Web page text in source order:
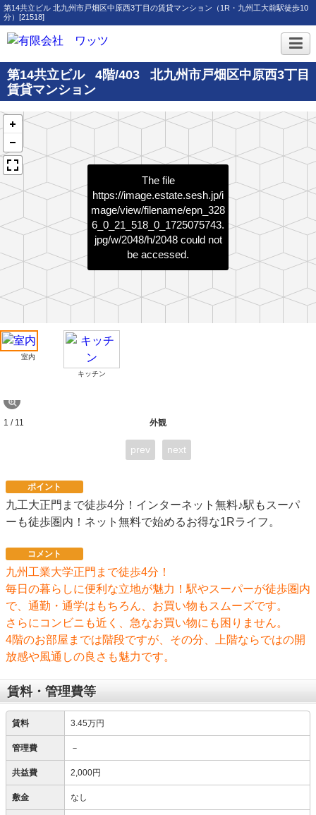
第14共立ビル 北九州市戸畑区中原西3丁目の賃貸マンション（1R・九州工大前駅徒歩10
分）[21518]
第14共立ビル 4階/403
北九州市戸畑区中原西3丁目
賃貸マンション
The file
https://image.estate.sesh.jp/i
mage/view/filename/epn_328
6_0_21_518_0_1725075743.
jpg/w/2048/h/2048could not
be accessed.
室内
キッチン
外観
1 / 11
prev next
ポイント
九工大正門まで徒歩4分！インターネット無料♪駅もスーパ
ーも徒歩圏内！ネット無料で始めるお得な1Rライフ。
コメント
九州工業大学正門まで徒歩4分！
毎日の暮らしに便利な立地が魅力！駅やスーパーが徒歩圏内
で、通勤・通学はもちろん、お買い物もスムーズです。
さらにコンビニも近く、急なお買い物にも困りません。
4階のお部屋までは階段ですが、その分、上階ならではの開
放感や風通しの良さも魅力です。
賃料・管理費等
賃料 3.45万円
管理費 －
共益費 2,000円
敷金 なし